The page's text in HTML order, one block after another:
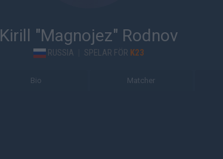
Kirill "Magnojez" Rodnov
RUSSIA SPELAR FÖR K23
Bio Matcher